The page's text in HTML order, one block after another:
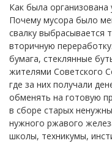
Как была
Почему мусора было
свалку выбрасывается
вторичную
бумага, стеклянные
жителями Советского
где за них получали
обменять на готовую
в сборе старых
нужного ржавого
школы, техникумы,